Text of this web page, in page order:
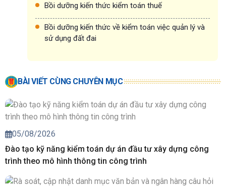
Bồi dưỡng kiến thức kiểm toán thuế
Bồi dưỡng kiến thức về kiểm toán việc quản lý và
sử dụng đất đai
BÀI VIẾT CÙNG CHUYÊN MỤC
05/08/2026
Đào tạo kỹ năng kiểm toán dự án đầu tư xây dựng công
trình theo mô hình thông tin công trình